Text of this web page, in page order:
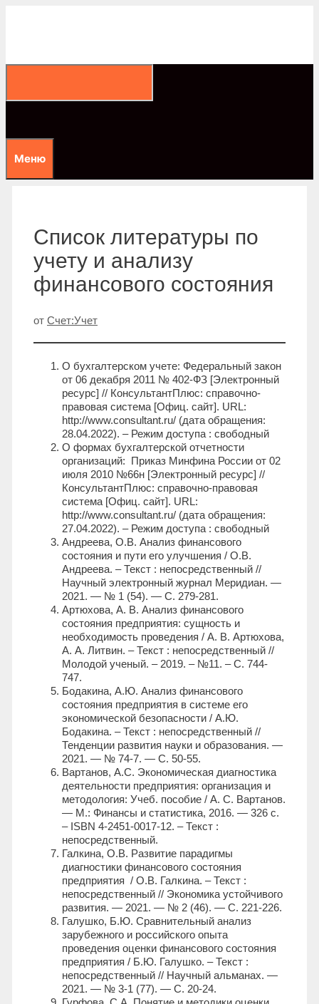
Меню
Список литературы по
учету и анализу
финансового состояния
от Счет:Учет
О бухгалтерском учете: Федеральный закон
от 06 декабря 2011 № 402-ФЗ [Электронный
ресурс] // КонсультантПлюс: справочно-
правовая система [Офиц. сайт]. URL:
http://www.consultant.ru/ (дата обращения:
28.04.2022). – Режим доступа : свободный
О формах бухгалтерской отчетности
организаций: Приказ Минфина России от 02
июля 2010 №66н [Электронный ресурс] //
КонсультантПлюс: справочно-правовая
система [Офиц. сайт]. URL:
http://www.consultant.ru/ (дата обращения:
27.04.2022). – Режим доступа : свободный
Андреева, О.В. Анализ финансового
состояния и пути его улучшения / О.В.
Андреева. – Текст : непосредственный //
Научный электронный журнал Меридиан. —
2021. — № 1 (54). — С. 279-281.
Артюхова, А. В. Анализ финансового
состояния предприятия: сущность и
необходимость проведения / А. В. Артюхова,
А. А. Литвин. – Текст : непосредственный //
Молодой ученый. – 2019. – №11. – С. 744-
747.
Бодакина, А.Ю. Анализ финансового
состояния предприятия в системе его
экономической безопасности / А.Ю.
Бодакина. – Текст : непосредственный //
Тенденции развития науки и образования. —
2021. — № 74-7. — С. 50-55.
Вартанов, А.С. Экономическая диагностика
деятельности предприятия: организация и
методология: Учеб. пособие / А. С. Вартанов.
— М.: Финансы и статистика, 2016. — 326 с.
– ISBN 4-2451-0017-12. – Текст :
непосредственный.
Галкина, О.В. Развитие парадигмы
диагностики финансового состояния
предприятия / О.В. Галкина. – Текст :
непосредственный // Экономика устойчивого
развития. — 2021. — № 2 (46). — С. 221-226.
Галушко, Б.Ю. Сравнительный анализ
зарубежного и российского опыта
проведения оценки финансового состояния
предприятия / Б.Ю. Галушко. – Текст :
непосредственный // Научный альманах. —
2021. — № 3-1 (77). — С. 20-24.